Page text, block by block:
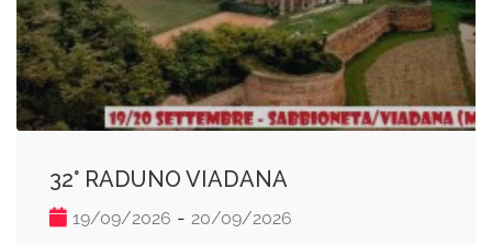
32° RADUNO VIADANA
19/09/2026 - 20/09/2026